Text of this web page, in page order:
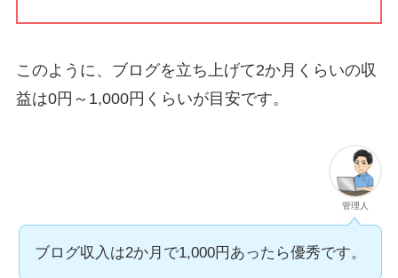
このように、ブログを立ち上げて2か月くらいの収
益は0円～1,000円くらいが目安です。
管理人
ブログ収入は2か月で1,000円あったら優秀です。